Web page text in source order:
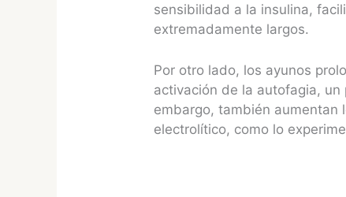
sensibilidad a la insulina,
extremadamente largos.
Por otro lado, los ayunos
activación de la autofagia, un
embargo, también aumentan
electrolítico, como lo